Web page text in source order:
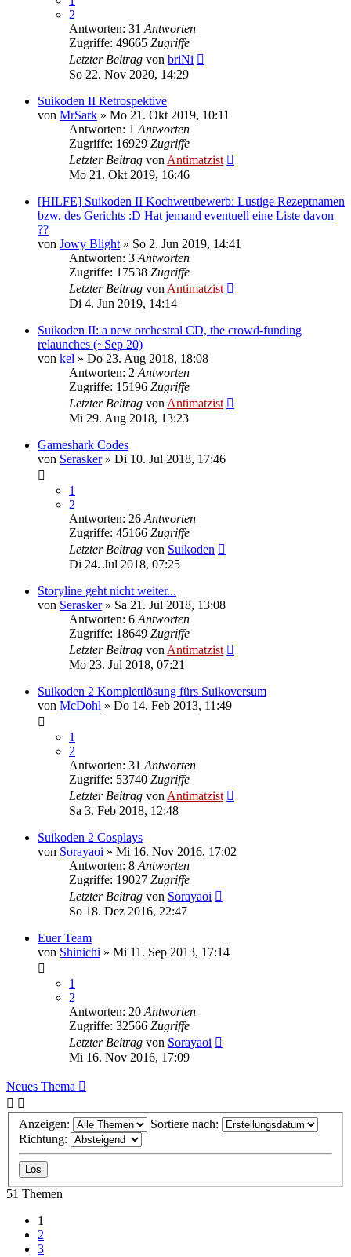
2
Antworten: 31 Antworten
Zugriffe: 49665 Zugriffe
Letzter Beitrag von briNi
So 22. Nov 2020, 14:29
Suikoden II Retrospektive
von MrSark » Mo 21. Okt 2019, 10:11
Antworten: 1 Antworten
Zugriffe: 16929 Zugriffe
Letzter Beitrag von Antimatzist
Mo 21. Okt 2019, 16:46
[HILFE] Suikoden II Kochwettbewerb: Lustige Rezeptnamen
bzw. des Gerichts :D Hat jemand eventuell eine Liste davon
??
von Jowy Blight » So 2. Jun 2019, 14:41
Antworten: 3 Antworten
Zugriffe: 17538 Zugriffe
Letzter Beitrag von Antimatzist
Di 4. Jun 2019, 14:14
Suikoden II: a new orchestral CD, the crowd-funding
relaunches (~Sep 20)
von kel » Do 23. Aug 2018, 18:08
Antworten: 2 Antworten
Zugriffe: 15196 Zugriffe
Letzter Beitrag von Antimatzist
Mi 29. Aug 2018, 13:23
Gameshark Codes
von Serasker» Di 10. Jul 2018, 17:46
1
2
Antworten: 26 Antworten
Zugriffe: 45166 Zugriffe
Letzter Beitrag von Suikoden
Di 24. Jul 2018, 07:25
Storyline geht nicht weiter...
von Serasker» Sa 21. Jul 2018, 13:08
Antworten: 6 Antworten
Zugriffe: 18649 Zugriffe
Letzter Beitrag von Antimatzist
Mo 23. Jul 2018, 07:21
Suikoden 2 Komplettlösung fürs Suikoversum
von McDohl » Do 14. Feb 2013, 11:49
1
2
Antworten: 31 Antworten
Zugriffe: 53740 Zugriffe
Letzter Beitrag von Antimatzist
Sa 3. Feb 2018, 12:48
Suikoden 2 Cosplays
von Sorayaoi » Mi 16. Nov 2016, 17:02
Antworten: 8 Antworten
Zugriffe: 19027 Zugriffe
Letzter Beitrag von Sorayaoi
So 18. Dez 2016, 22:47
Euer Team
von Shinichi » Mi 11. Sep 2013, 17:14
1
2
Antworten: 20 Antworten
Zugriffe: 32566 Zugriffe
Letzter Beitrag von Sorayaoi
Mi 16. Nov 2016, 17:09
Neues Thema
Anzeigen:
Sortiere nach:
Richtung:
51 Themen
1
2
3